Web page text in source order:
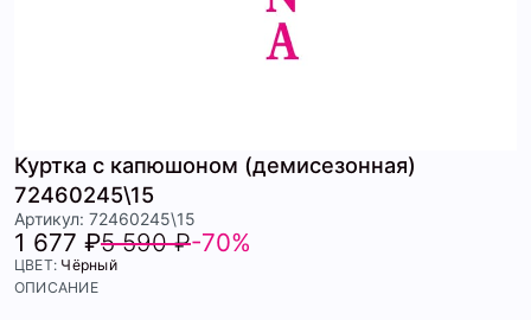
Куртка с капюшоном (демисезонная)
72460245\15
Артикул: 72460245\15
1 677 ₽5 590 ₽-70%
ЦВЕТ: Чёрный
ОПИСАНИЕ